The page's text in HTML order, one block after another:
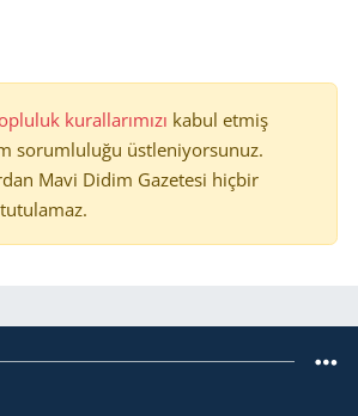
kurallarımızı kabul etmiş
sorumluluğu üstleniyorsunuz.
Mavi Didim Gazetesi hiçbir